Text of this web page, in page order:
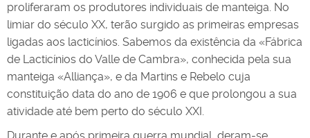
proliferaram os produtores individuais de manteiga. No
limiar do século XX, terão surgido as primeiras empresas
ligadas aos lacticínios. Sabemos da existência da «Fábrica
de Lacticínios do Valle de Cambra», conhecida pela sua
manteiga «Alliança», e da Martins e Rebelo cuja
constituição data do ano de 1906 e que prolongou a sua
atividade até bem perto do século XXI.